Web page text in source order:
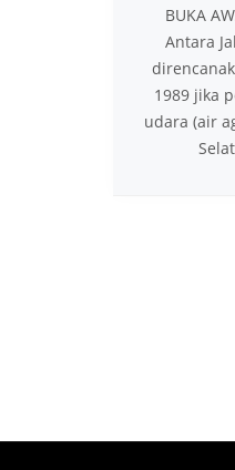
BUKA
Antara
1989 jika
udara (air